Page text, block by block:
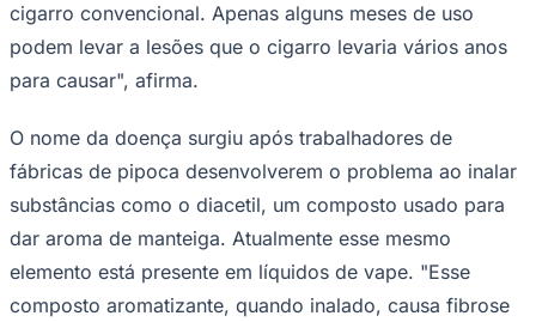
cigarro convencional. Apenas alguns meses de uso
podem levar a lesões que o cigarro levaria vários anos
para causar", afirma.
O nome da doença surgiu após trabalhadores de
fábricas de pipoca desenvolverem o problema ao inalar
substâncias como o diacetil, um composto usado para
dar aroma de manteiga. Atualmente esse mesmo
elemento está presente em líquidos de vape. "Esse
composto aromatizante, quando inalado, causa fibrose